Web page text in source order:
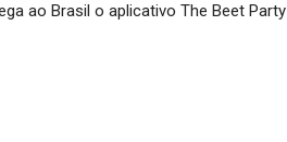
ao Brasil o aplicativo The Beet Party